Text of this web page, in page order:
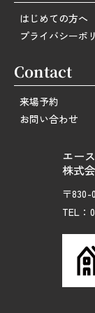
エー
株式
〒830-
TEL：
Contact
来場予約
お問い合わせ
はじめての方へ
プライバシーポ